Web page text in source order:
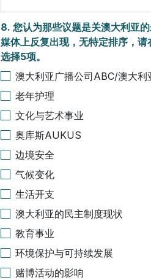
8. 您认为那些议题是关澳大利亚
媒体上反复出现，无特定排序，
选择5项。
澳大利亚广播公司ABC/澳大利
老年护理
文化与艺术事业
奥库斯AUKUS
边境安全
气候变化
生活开支
澳大利亚的民主制度现状
教育事业
环境保护与可持续发展
赌博活动的影响